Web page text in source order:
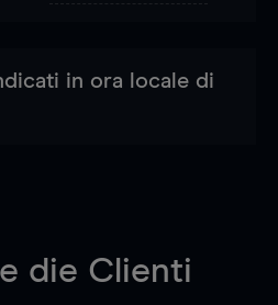
in ora locale di
die Clienti